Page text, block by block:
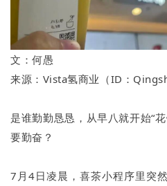
文：何愚
来源：Vista氢商业（ID：
是谁勤勤恳恳，从早八就开始“
要勤奋？
7月4日凌晨，喜茶小程序里突